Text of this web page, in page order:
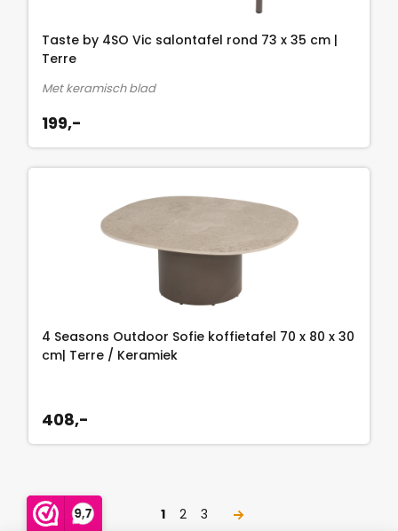
Taste by 4SO Vic salontafel rond 73 x 35 cm |
Terre
Met keramisch blad
199,-
4 Seasons Outdoor Sofie koffietafel 70 x 80 x 30
cm| Terre / Keramiek
408,-
1 2 3